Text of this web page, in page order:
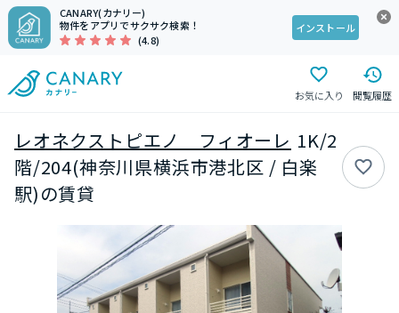
CANARY(カナリー)
物件をアプリでサクサク検索！
(4.8)
インストール
お気に入り 閲覧履歴
レオネクストピエノ フィオーレ 1K/2
階/204(神奈川県横浜市港北区 / 白楽
駅)の賃貸